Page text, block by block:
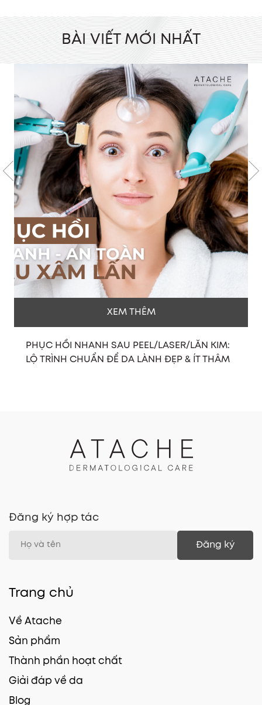
BÀI VIẾT MỚI NHẤT
XEM THÊM
DƯỠNG TRẮNG ĐÚNG CÁCH: TRẮNG NHANH
NHƯNG KHÔNG BÀO MÒN DA
Đăng ký hợp tác
Đăng ký
Trang chủ
Về Atache
Sản phẩm
Thành phần hoạt chất
Giải đáp về da
Blog